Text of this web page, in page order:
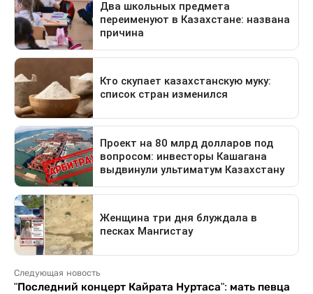
Следующая новость
"Последний концерт Кайрата Нуртаса": мать певца